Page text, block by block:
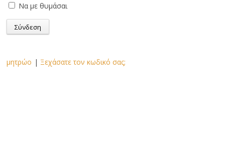
Να με θυμάσαι
μητρώο | Ξεχάσατε τον κωδικό σας;